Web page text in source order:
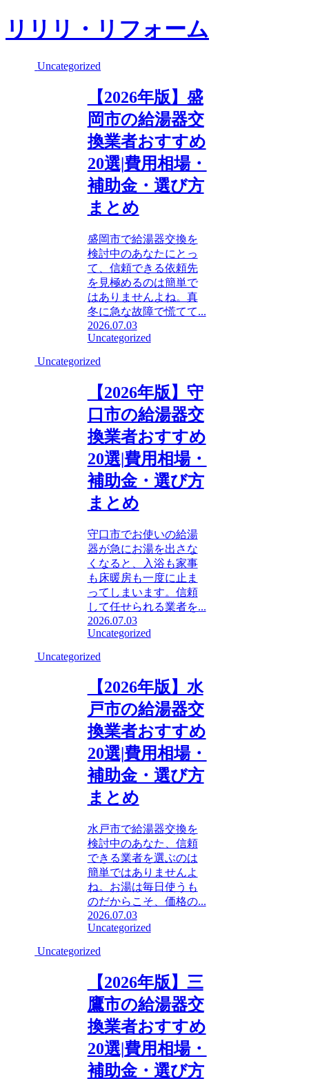
リリリ・リフォーム
Uncategorized
【2026年版】盛
岡市の給湯器交
換業者おすすめ
20選|費用相場・
補助金・選び方
まとめ
盛岡市で給湯器交換を
検討中のあなたにとっ
て、信頼できる依頼先
を見極めるのは簡単で
はありませんよね。真
冬に急な故障で慌てて...
2026.07.03
Uncategorized
Uncategorized
【2026年版】守
口市の給湯器交
換業者おすすめ
20選|費用相場・
補助金・選び方
まとめ
守口市でお使いの給湯
器が急にお湯を出さな
くなると、入浴も家事
も床暖房も一度に止ま
ってしまいます。信頼
して任せられる業者を...
2026.07.03
Uncategorized
Uncategorized
【2026年版】水
戸市の給湯器交
換業者おすすめ
20選|費用相場・
補助金・選び方
まとめ
水戸市で給湯器交換を
検討中のあなた、信頼
できる業者を選ぶのは
簡単ではありませんよ
ね。お湯は毎日使うも
のだからこそ、価格の...
2026.07.03
Uncategorized
Uncategorized
【2026年版】三
鷹市の給湯器交
換業者おすすめ
20選|費用相場・
補助金・選び方